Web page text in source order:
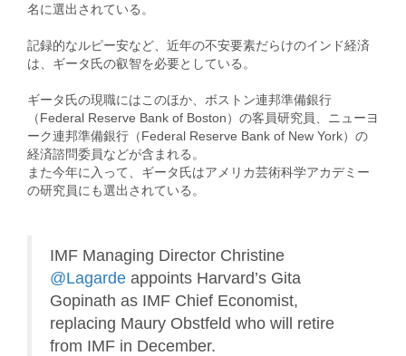
名に選出されている。
記録的なルピー安など、近年の不安要素だらけのインド経済
は、ギータ氏の叡智を必要としている。
ギータ氏の現職にはこのほか、ボストン連邦準備銀行
（Federal Reserve Bank of Boston）の客員研究員、ニューヨ
ーク連邦準備銀行（Federal Reserve Bank of New York）の
経済諮問委員などが含まれる。
また今年に入って、ギータ氏はアメリカ芸術科学アカデミー
の研究員にも選出されている。
IMF Managing Director Christine
@Lagarde appoints Harvard’s Gita
Gopinath as IMF Chief Economist,
replacing Maury Obstfeld who will retire
from IMF in December.